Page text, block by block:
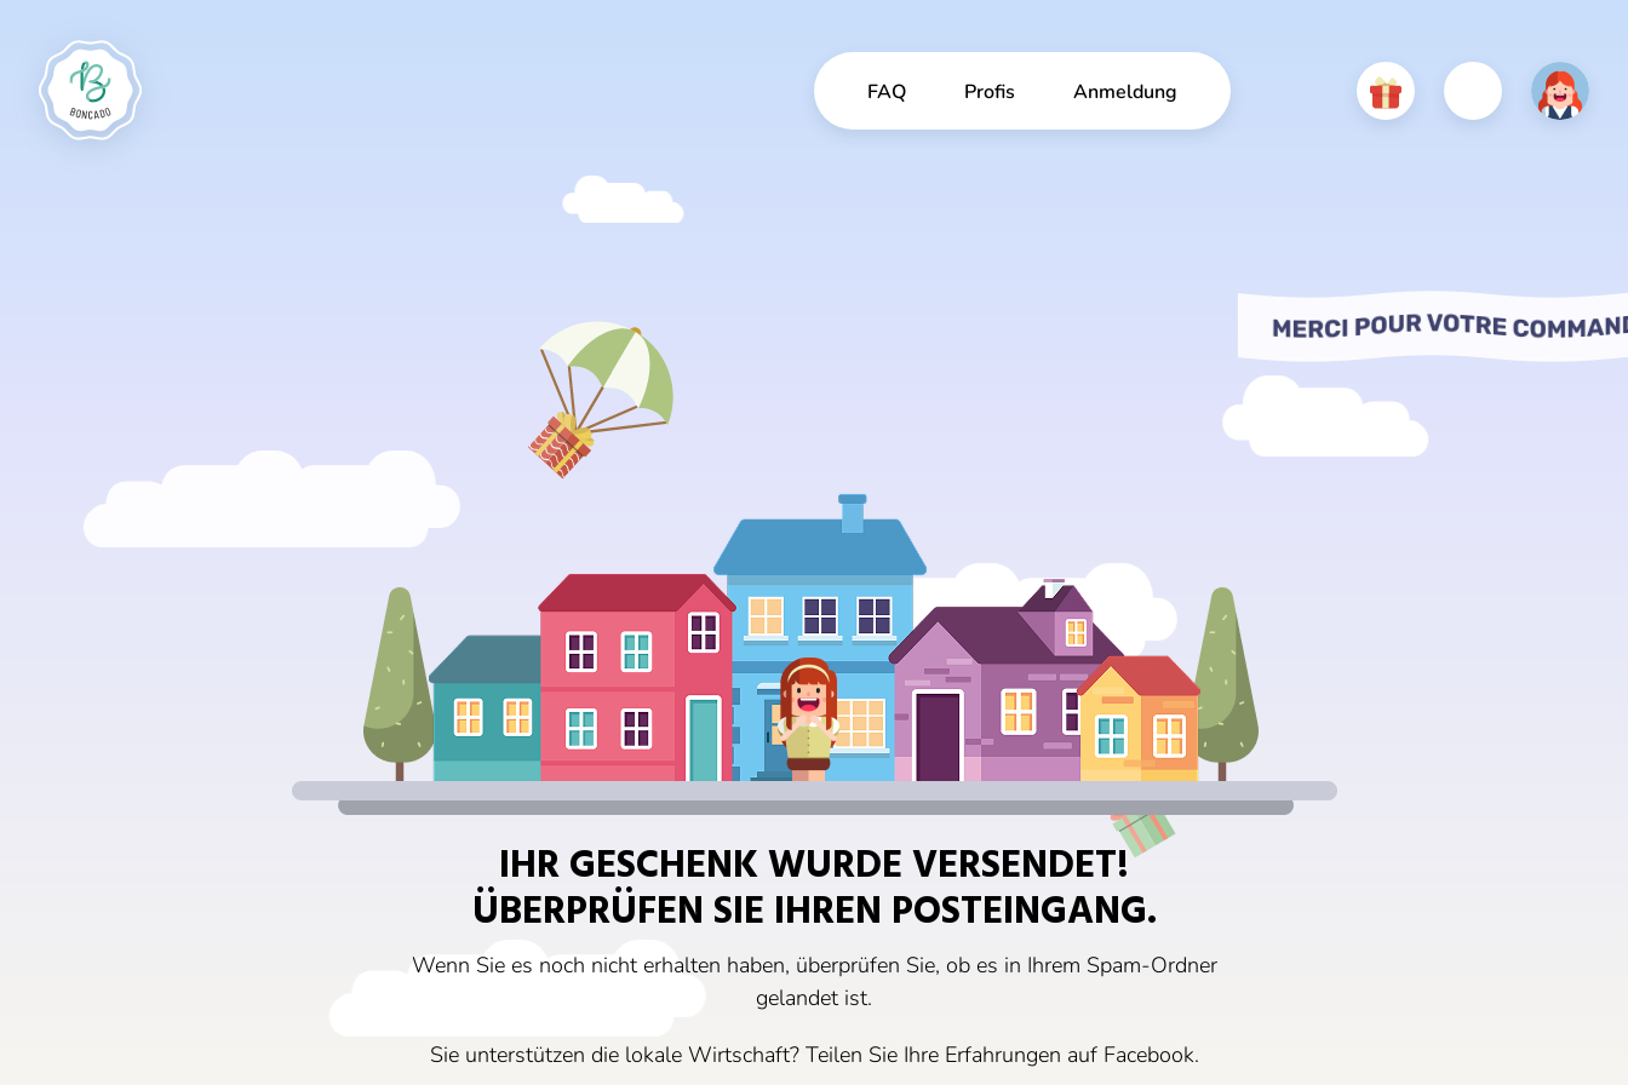
FAQ Profis Anmeldung
IHR GESCHENK WURDE VERSENDET!
ÜBERPRÜFEN SIE IHREN POSTEINGANG.
Wenn Sie es noch nicht erhalten haben, überprüfen Sie, ob es in Ihrem Spam-Ordner
gelandet ist.
Sie unterstützen die lokale Wirtschaft? Teilen Sie Ihre Erfahrungen auf Facebook.